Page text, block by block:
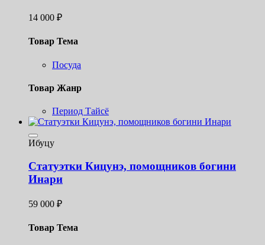
14 000 ₽
Товар Тема
Посуда
Товар Жанр
Период Тайсё
Ибуцу
Статуэтки Кицунэ, помощников богини
Инари
59 000 ₽
Товар Тема